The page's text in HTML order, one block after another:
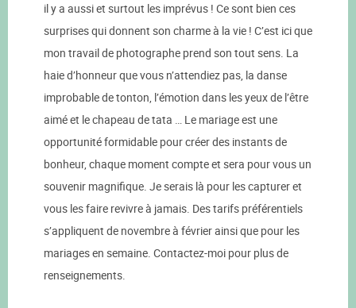
il y a aussi et surtout les imprévus ! Ce sont bien ces
surprises qui donnent son charme à la vie ! C’est ici que
mon travail de photographe prend son tout sens. La
haie d’honneur que vous n’attendiez pas, la danse
improbable de tonton, l’émotion dans les yeux de l’être
aimé et le chapeau de tata … Le mariage est une
opportunité formidable pour créer des instants de
bonheur, chaque moment compte et sera pour vous un
souvenir magnifique. Je serais là pour les capturer et
vous les faire revivre à jamais. Des tarifs préférentiels
s’appliquent de novembre à février ainsi que pour les
mariages en semaine. Contactez-moi pour plus de
renseignements.